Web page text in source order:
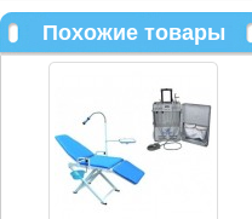
Похожие товары